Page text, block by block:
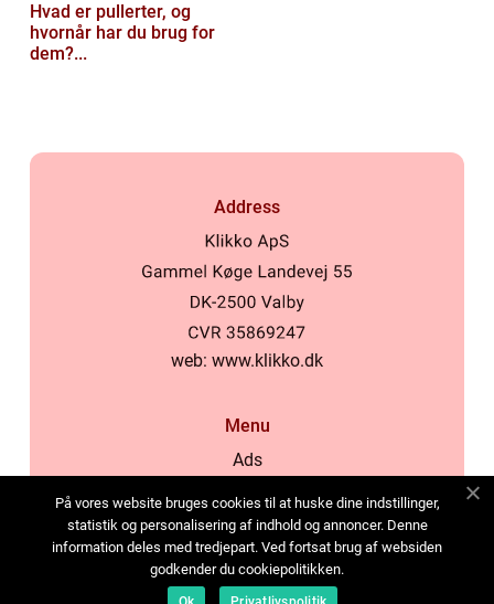
Hvad er pullerter, og
hvornår har du brug for
dem?...
Address
web: www.klikko.dk
Menu
Ads
Cookies
Contact
Sitemap
På vores website bruges cookies til at huske dine indstillinger,
statistik og personalisering af indhold og annoncer. Denne
information deles med tredjepart. Ved fortsat brug af websiden
godkender du cookiepolitikken.